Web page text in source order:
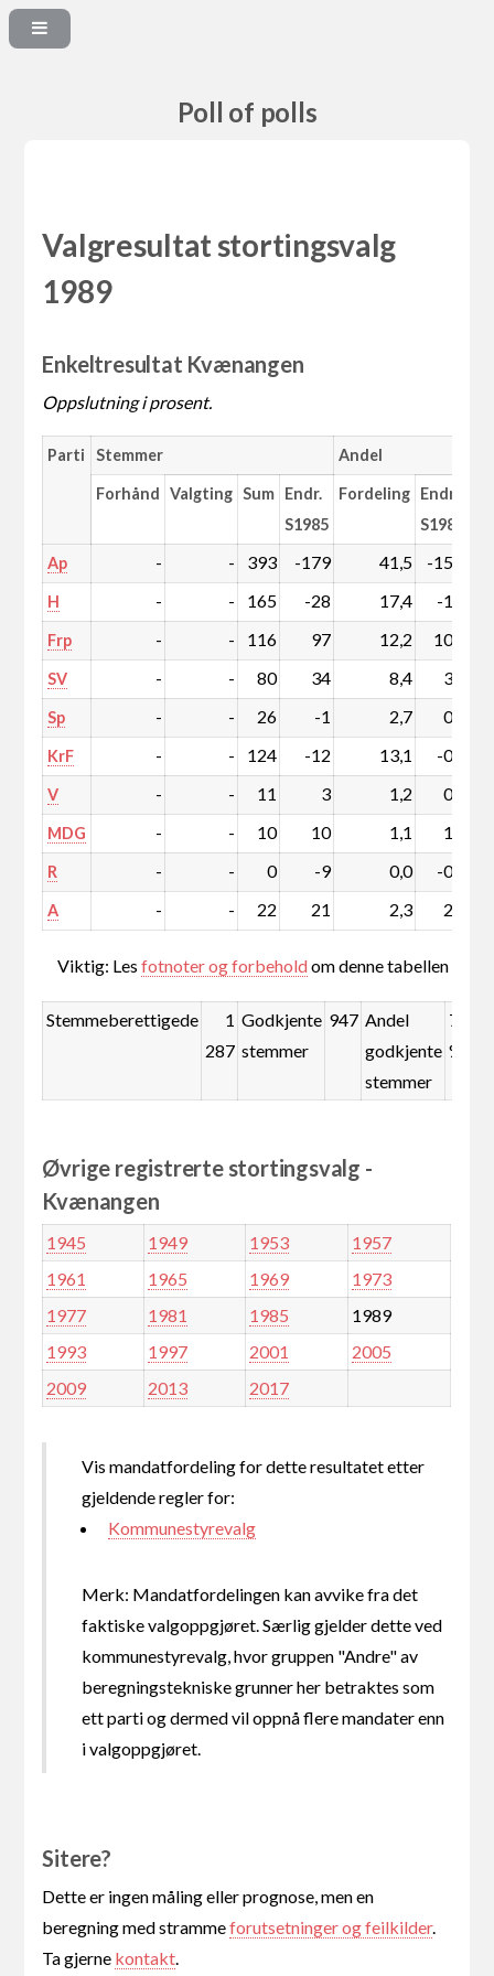
Poll of polls
Valgresultat stortingsvalg
1989
Enkeltresultat Kvænangen
Oppslutning i prosent.
Parti Stemmer Andel
Forhånd Valgting Sum Endr.
S1985
Fordeling Endr.
S1985
Ap - - 393 -179 41,5 -15,1
H - - 165 -28 17,4 -1,7
Frp - - 116 97 12,2 10,4
SV - - 80 34 8,4 3,9
Sp - - 26 -1 2,7 0,1
KrF - - 124 -12 13,1 -0,4
V - - 11 3 1,2 0,4
MDG - - 10 10 1,1 1,1
R - - 0 -9 0,0 -0,9
A - - 22 21 2,3 2,2
Viktig: Lesfotnoter og forbeholdom denne tabellen
Stemmeberettigede
1
287
Godkjente
stemmer
947 Andel
godkjente
stemmer
73,6
%
Øvrige registrerte stortingsvalg -
Kvænangen
1945 1949 1953
1957
1961
1965 1969
1973
1977
1981 1985
1989
1993
1997 2001
2005
2009
2013 2017
Vis mandatfordeling for dette resultatet etter
gjeldende regler for:
Kommunestyrevalg
Merk: Mandatfordelingen kan avvike fra det
faktiske valgoppgjøret. Særlig gjelder dette ved
kommunestyrevalg, hvor gruppen "Andre" av
beregningstekniske grunner her betraktes som
ett parti og dermed vil oppnå flere mandater enn
i valgoppgjøret.
Sitere?
Dette er ingen måling eller prognose, men en
beregning med strammeforutsetninger og feilkilder.
Ta gjerne kontakt.